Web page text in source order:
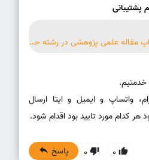
پشتیبانی
با سلام و احترام نیازمند چاپ مقاله علمی پژوهشی در رشته حقوق هستم. ممنون خواهم بود اگر راهنمائی و مساعدت بفرمائید.
واتساپ و ایمیل و ایتا ارسال
0
0 پاسخ